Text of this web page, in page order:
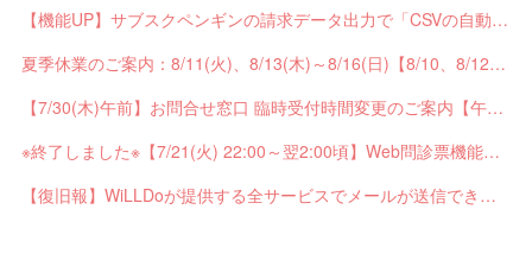
【機能UP】サブスクペンギンの請求データ出力で「CSVの自動分割出力」と「出力ステータスの確認」ができるようになりました！
夏季休業のご案内：8/11(火)、8/13(木)～8/16(日)【8/10、8/12は通常営業】
【7/30(木)午前】お問合せ窓口 臨時受付時間変更のご案内【午前の受付9：30～10:59】
※終了しました※【7/21(火) 22:00～翌2:00頃】Web問診票機能がご利用できません【ペンギンカルテ大型メンテナンス】
【復旧報】WiLLDoが提供する全サービスでメールが送信できない不具合が発生していました